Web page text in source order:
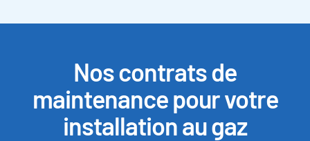
Nos contrats de
maintenance pour votre
installation au gaz